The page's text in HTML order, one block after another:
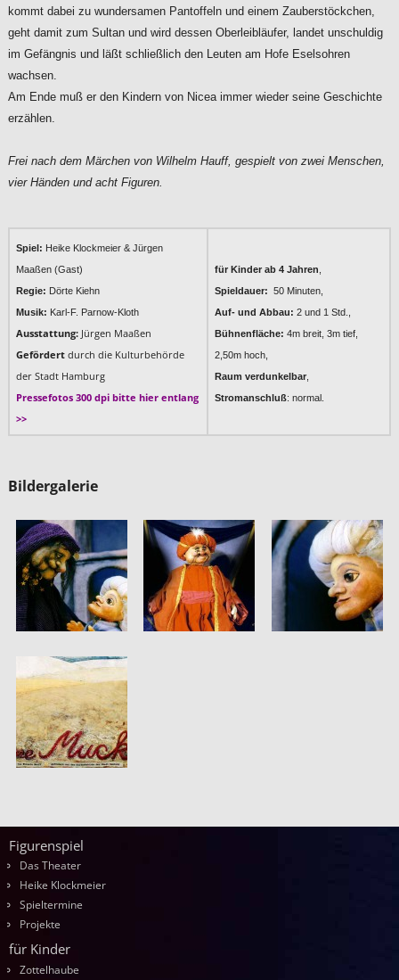
kommt dabei zu wundersamen Pantoffeln und einem Zauberstöckchen,
geht damit zum Sultan und wird dessen Oberleibläufer, landet unschuldig
im Gefängnis und läßt schließlich den Leuten am Hofe Eselsohren
wachsen.
Am Ende muß er den Kindern von Nicea immer wieder seine Geschichte
erzählen.
Frei nach dem Märchen von Wilhelm Hauff, gespielt von zwei Menschen,
vier Händen und acht Figuren.
Spiel: Heike Klockmeier & Jürgen
Maaßen (Gast)
Regie: Dörte Kiehn
Musik: Karl-F. Parnow-Kloth
Ausstattung:Jürgen Maaßen
Gefördertdurch die Kulturbehörde
der Stadt Hamburg
Pressefotos 300 dpi bitte hier entlang
>>
für Kinder ab 4 Jahren
Spieldauer: 50 Minuten,
Auf- und Abbau: 2 und 1 Std.
Bühnenfläche: 4m breit, 3m tief,
2,50m hoch,
Raum verdunkelbar,
Stromanschluß: normal.
Bildergalerie
Figurenspiel
Das Theater
Heike Klockmeier
Spieltermine
Projekte
für Kinder
Zottelhaube